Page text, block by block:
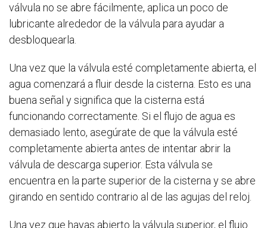
válvula no se abre fácilmente, aplica un poco de
lubricante alrededor de la válvula para ayudar a
desbloquearla.
Una vez que la válvula esté completamente abierta, el
agua comenzará a fluir desde la cisterna. Esto es una
buena señal y significa que la cisterna está
funcionando correctamente. Si el flujo de agua es
demasiado lento, asegúrate de que la válvula esté
completamente abierta antes de intentar abrir la
válvula de descarga superior. Esta válvula se
encuentra en la parte superior de la cisterna y se abre
girando en sentido contrario al de las agujas del reloj.
Una vez que hayas abierto la válvula superior, el flujo